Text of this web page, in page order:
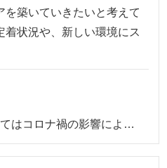
を築いていきたいと考えて
着状況や、新しい環境にス
はコロナ禍の影響によ…